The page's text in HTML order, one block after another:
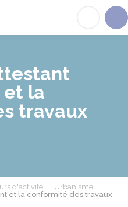
et la
travaux
d'activité
Urbanisme
et la conformité des travaux